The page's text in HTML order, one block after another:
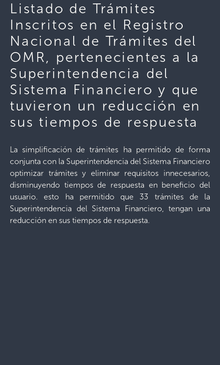
Listado de Trámites
Inscritos en el Registro
Nacional de Trámites del
OMR, pertenecientes a la
Superintendencia del
Sistema Financiero y que
tuvieron un reducción en
sus tiempos de respuesta
La simplificación de trámites ha permitido de forma
conjunta con la Superintendencia del Sistema Financiero
optimizar trámites y eliminar requisitos innecesarios,
disminuyendo tiempos de respuesta en beneficio del
usuario. esto ha permitido que 33 trámites de la
Superintendencia del Sistema Financiero, tengan una
reducción en sus tiempos de respuesta.